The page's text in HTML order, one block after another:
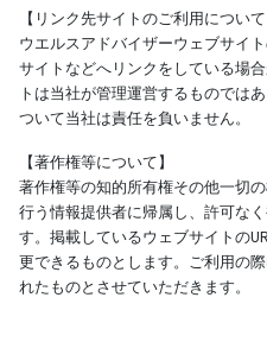
【リンク先サイトのご利用について
ウエルスアドバイザーウェブサイ
サイトなどへリンクをしている場
トは当社が管理運営するものでは
ついて当社は責任を負いません。
【著作権等について】
著作権等の知的所有権その他一切
行う情報提供者に帰属し、許可な
す。掲載しているウェブサイトの
更できるものとします。ご利用の
れたものとさせていただきます。